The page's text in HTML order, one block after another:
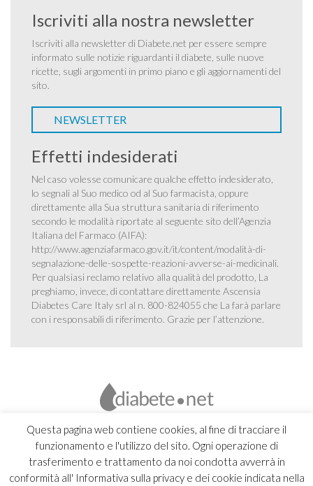
Questa pagina web contiene cookies, al fine di tracciare il
funzionamento e l'utilizzo del sito. Ogni operazione di
trasferimento e trattamento da noi condotta avverrà in
conformità all' Informativa sulla privacy e dei cookie indicata nella
Iscriviti alla nostra newsletter
Iscriviti alla newsletter di Diabete.net per essere sempre
informato sulle notizie riguardanti il diabete, sulle nuove
ricette, sugli argomenti in primo piano e gli aggiornamenti del
sito.
NEWSLETTER
Effetti indesiderati
Nel caso volesse comunicare qualche effetto indesiderato,
lo segnali al Suo medico od al Suo farmacista, oppure
direttamente alla Sua struttura sanitaria di riferimento
secondo le modalità riportate al seguente sito dell’Agenzia
Italiana del Farmaco (AIFA):
http://www.agenziafarmaco.gov.it/it/content/modalità-di-
segnalazione-delle-sospette-reazioni-avverse-ai-medicinali.
Per qualsiasi reclamo relativo alla qualità del prodotto, La
preghiamo, invece, di contattare direttamente Ascensia
Diabetes Care Italy srl al n. 800-824055 che La farà parlare
con i responsabili di riferimento. Grazie per l’attenzione.